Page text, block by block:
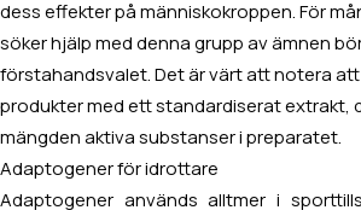
dess effekter på människokroppen. För
söker hjälp med denna grupp av ämnen
förstahandsvalet. Det är värt att notera
produkter med ett standardiserat extrakt,
mängden aktiva substanser i preparatet.
Adaptogener för idrottare
Adaptogener används alltmer i